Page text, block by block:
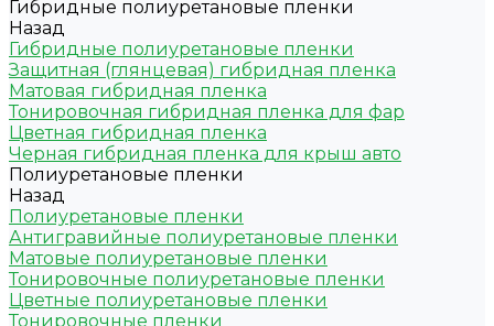
Гибридные полиуретановые пленки
Назад
Гибридные полиуретановые пленки
Защитная (глянцевая) гибридная пленка
Матовая гибридная пленка
Тонировочная гибридная пленка для фар
Цветная гибридная пленка
Черная гибридная пленка для крыш авто
Полиуретановые пленки
Назад
Полиуретановые пленки
Антигравийные полиуретановые пленки
Матовые полиуретановые пленки
Тонировочные полиуретановые пленки
Цветные полиуретановые пленки
Тонировочные пленки